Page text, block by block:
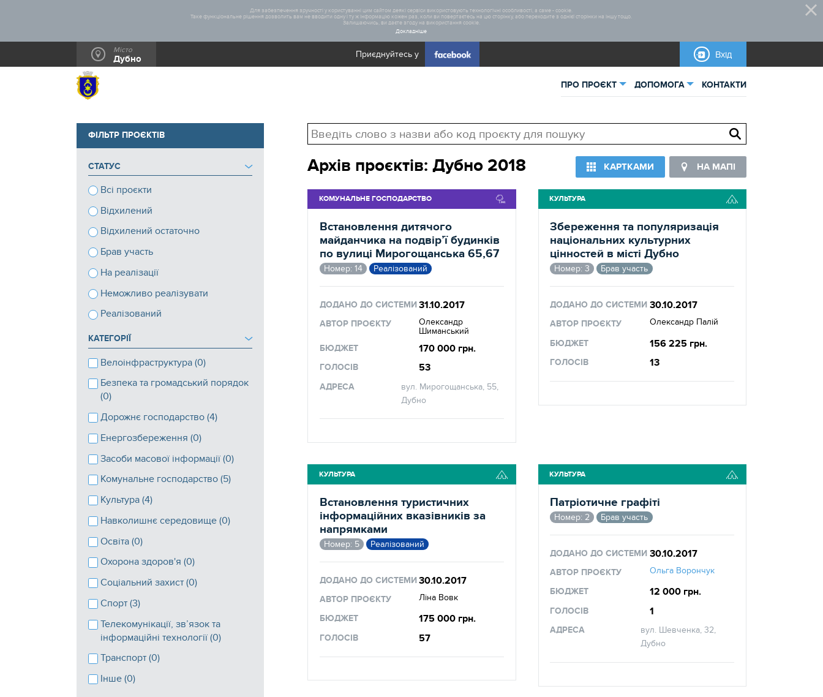
Для забезпечення зручності у користуванні цим сайтом деякі сервіси використовують технологічні особливості, а саме - cookie.
Таке функціональне рішення дозволить вам не вводити одну і ту ж інформацію кожен раз, коли ви повертаєтесь на цю сторінку, або переходите з однієї сторінки на іншу тощо.
Залишаючись, ви даєте згоду на використання cookie.
Докладніше
Місто
Дубно Приєднуйтесь у Вхід
ПРО ПРОЄКТ
Статистика
Реалізовані проєкти
ДОПОМОГА
Бланки для завантаження
КОНТАКТИ
ФІЛЬТР ПРОЄКТІВ
СТАТУС
Всі проєкти
Відхилений
Відхилений остаточно
Брав участь
На реалізації
Неможливо реалізувати
Реалізований
КАТЕГОРІЇ
Велоінфраструктура (0)
Безпека та громадський порядок
(0)
Дорожнє господарство (4)
Енергозбереження (0)
Засоби масової інформації (0)
Комунальне господарство (5)
Культура (4)
Навколишнє середовище (0)
Освіта (0)
Охорона здоров'я (0)
Соціальний захист (0)
Спорт (3)
Телекомунікації, зв’язок та
інформаційні технології (0)
Транспорт (0)
Інше (0)
Архів проєктів: Дубно 2018 КАРТКАМИ НА МАПІ
КОМУНАЛЬНЕ ГОСПОДАРСТВО
Встановлення дитячого
майданчика на подвір’ї будинків
по вулиці Мирогощанська 65,67
Номер: 14 Реалізований
ДОДАНО ДО СИСТЕМИ31.10.2017
АВТОР ПРОЄКТУ
Олександр
Шиманський
БЮДЖЕТ
170 000 грн.
ГОЛОСІВ 53
АДРЕСА
вул. Мирогощанська, 55,
Дубно
КУЛЬТУРА
Збереження та популяризація
національних культурних
цінностей в місті Дубно
Номер: 3 Брав участь
ДОДАНО ДО СИСТЕМИ 30.10.2017
АВТОР ПРОЄКТУ Олександр Палій
БЮДЖЕТ 156 225 грн.
ГОЛОСІВ 13
КУЛЬТУРА
Встановлення туристичних
інформаційних вказівників за
напрямками
Номер: 5 Реалізований
ДОДАНО ДО СИСТЕМИ30.10.2017
АВТОР ПРОЄКТУ Ліна Вовк
БЮДЖЕТ 175 000 грн.
ГОЛОСІВ 57
КУЛЬТУРА
Патріотичне графіті
Номер: 2 Брав участь
ДОДАНО ДО СИСТЕМИ 30.10.2017
АВТОР ПРОЄКТУ Ольга Ворончук
БЮДЖЕТ 12 000 грн.
ГОЛОСІВ 1
АДРЕСА
вул. Шевченка, 32,
Дубно